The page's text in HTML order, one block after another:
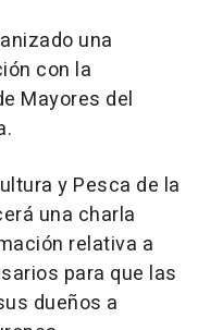
una
con la
Mayores del
y Pesca de la
una charla
relativa a
para que las
dueños a